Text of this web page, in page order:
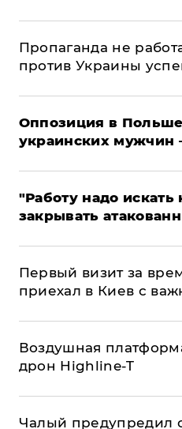
​Пропаганда не
против Украины
Оппозиция в
украинских мужчин
"Работу надо
закрывать
Первый визит за
приехал в Киев с
Воздушная
дрон Highline-T
Чалый предупредил